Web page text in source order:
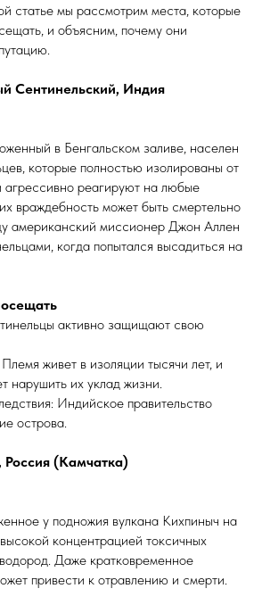
статье мы рассмотрим места, которые
и объясним, почему они
Сентинельский, Индия
в Бенгальском заливе, населен
которые полностью изолированы от
реагируют на любые
враждебность может быть смертельно
американский миссионер Джон Аллен
когда попытался высадиться на
активно защищают свою
живет в изоляции тысячи лет, и
нарушить их уклад жизни.
Индийское правительство
острова.
(Камчатка)
у подножия вулкана Кихпиныч на
концентрацией токсичных
Даже кратковременное
привести к отравлению и смерти.